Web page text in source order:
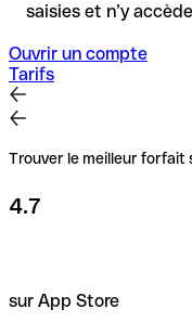
saisies et n’y
Ouvrir un compte
Tarifs
Trouver le meilleur forfait
4.7
sur App Store